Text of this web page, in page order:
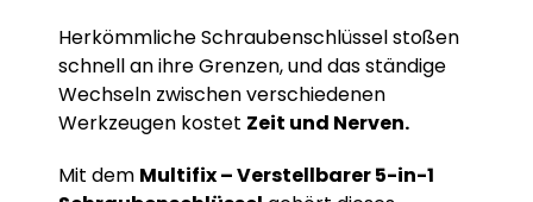
Herkömmliche Schraubenschlüssel stoßen
schnell an ihre Grenzen, und das ständige
Wechseln zwischen verschiedenen
Werkzeugen kostet Zeit und Nerven.
Mit dem Multifix – Verstellbarer 5-in-1